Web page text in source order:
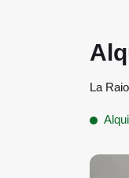
La